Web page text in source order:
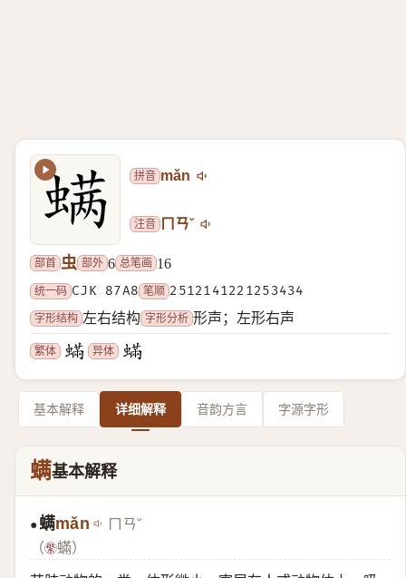
拼音 mǎn
注音 ㄇㄢˇ
部首 虫 部外 6 总笔画 16
统一码 CJK 87A8 笔顺 2512141221253434
字形结构 左右结构 字形分析 形声；左形右声
繁体 异体
基本解释 详细解释 音韵方言 字源字形
螨基本解释
●螨mǎn ㄇㄢˇ
（
蟎）